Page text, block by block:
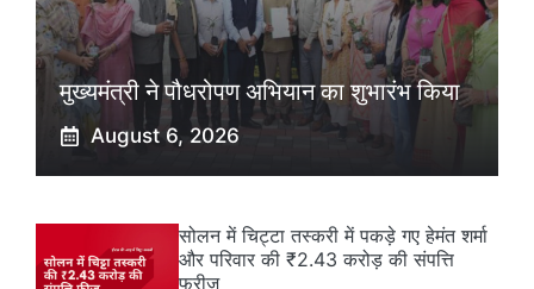
मुख्यमंत्री ने पौधरोपण अभियान का शुभारंभ किया
August 6, 2026
सोलन में चिट्टा तस्करी में पकड़े गए हेमंत शर्मा
और परिवार की ₹2.43 करोड़ की संपत्ति
फ्रीज